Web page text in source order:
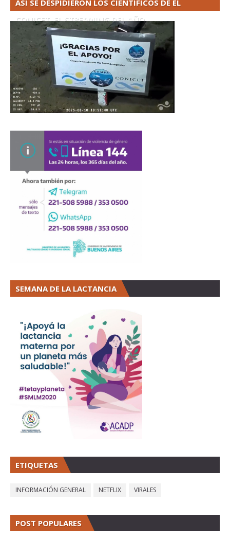
ASÍ SE DESPIDIERON LOS CIENTÍFICOS DE EL
CONICET. EL STREAMING DEL AÑO
SEMANA DE LA LACTANCIA
ETIQUETAS
INFORMACIÓN GENERAL NETFLIX VIRALES
POST POPULARES